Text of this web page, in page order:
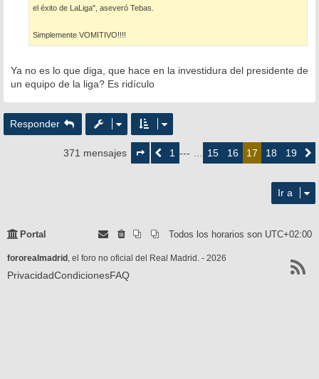
el éxito de LaLiga", aseveró Tebas.
Simplemente VOMITIVO!!!!
Ya no es lo que diga, que hace en la investidura del presidente de
un equipo de la liga? Es ridículo
Responder
371 mensajes
Página
17
deAnterior
1 --- … 15 16 17 18 19
Ir a
Portal Todos los horarios son UTC+02:00
fororealmadrid , el foro no oficial del Real Madrid. - 2026
PrivacidadCondicionesFAQ